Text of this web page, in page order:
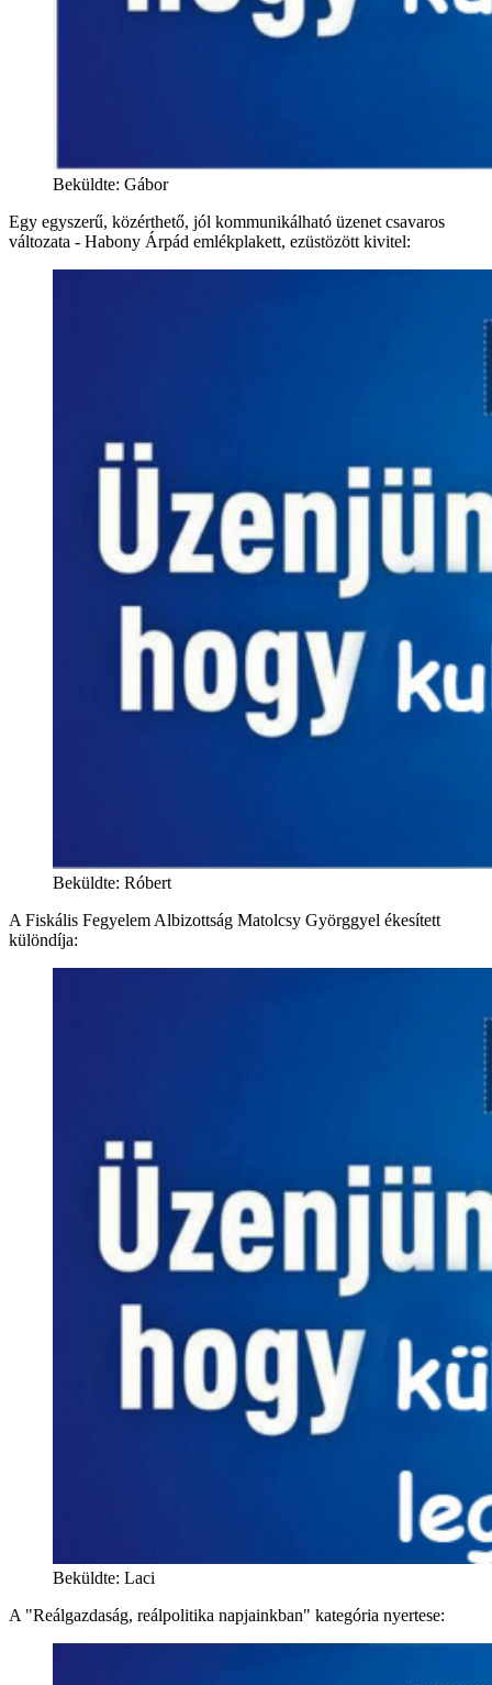
Beküldte: Gábor
Egy egyszerű, közérthető, jól kommunikálható üzenet csavaros
változata - Habony Árpád emlékplakett, ezüstözött kivitel:
Beküldte: Róbert
A Fiskális Fegyelem Albizottság Matolcsy Györggyel ékesített
különdíja:
Beküldte: Laci
A "Reálgazdaság, reálpolitika napjainkban" kategória nyertese: